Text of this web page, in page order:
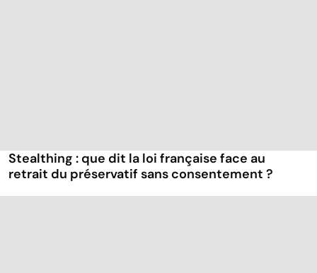
Stealthing : que dit la loi française face au
retrait du préservatif sans consentement ?